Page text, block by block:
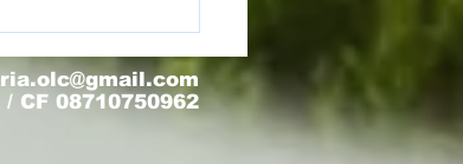
/ CF 08710750962